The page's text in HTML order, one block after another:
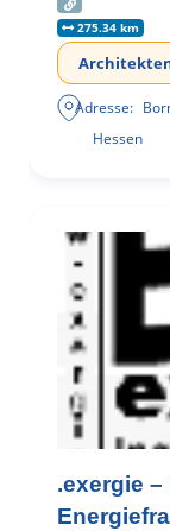
275.34 km
Adresse:
Hessen
.exergie